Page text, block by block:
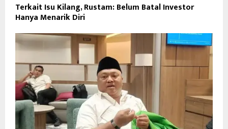
Terkait Isu Kilang, Rustam: Belum Batal Investor
Hanya Menarik Diri